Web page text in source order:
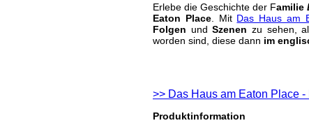
Erlebe die Geschichte der Familie
Eaton Place. Mit Das Haus am
Folgen undSzenenzu sehen,
worden sind, diese dann im
>> Das Haus am Eaton Place
Produktinformation